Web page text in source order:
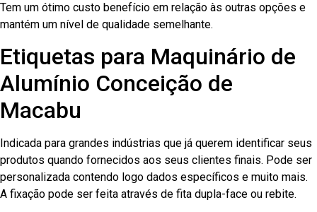
Tem um ótimo custo benefício em relação às outras opções e
mantém um nível de qualidade semelhante.
Etiquetas para Maquinário de
Alumínio Conceição de
Macabu
Indicada para grandes indústrias que já querem identificar seus
produtos quando fornecidos aos seus clientes finais. Pode ser
personalizada contendo logo dados específicos e muito mais.
A fixação pode ser feita através de fita dupla-face ou rebite.